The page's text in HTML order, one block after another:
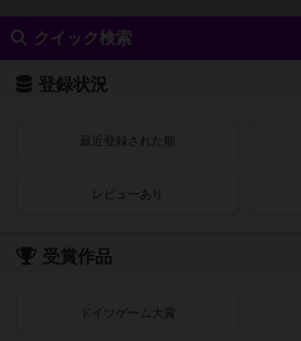
クイック検索
登録状況
最近登録された順
レビューあり
受賞作品
ドイツゲーム大賞